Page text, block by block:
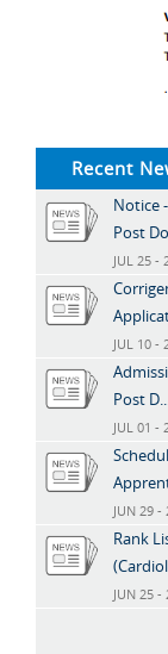
Recent
Notice
Post
JUL 25 -
JUL 10 -
Post
JUL 01 -
JUN 29 -
Rank
JUN 25 -